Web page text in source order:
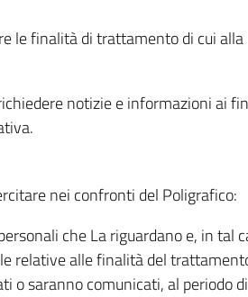
le finalità di trattamento di cui alla
notizie e informazioni ai
nei confronti del Poligrafico:
che La riguardano e, in tal
relative alle finalità del
o saranno comunicati, al periodo di